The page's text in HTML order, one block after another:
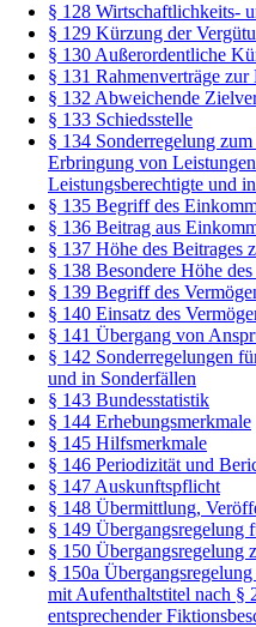
§ 128 Wirtschaftlichkeits-
§ 129 Kürzung der
§ 130 Außerordentliche
§ 131 Rahmenverträge
§ 132 Abweichende
§ 133 Schiedsstelle
§ 134 Sonderregelung
Erbringung von
Leistungsberechtigte und
§ 135 Begriff des
§ 136 Beitrag aus
§ 137 Höhe des Beitrages
§ 138 Besondere Höhe
§ 139 Begriff des
§ 140 Einsatz des
§ 141 Übergang von
§ 142 Sonderregelungen
und in Sonderfällen
§ 143 Bundesstatistik
§ 144 Erhebungsmerkmale
§ 145 Hilfsmerkmale
§ 146 Periodizität und
§ 147 Auskunftspflicht
§ 148 Übermittlung,
§ 149 Übergangsregelung
§ 150 Übergangsregelung
§ 150a
mit Aufenthaltstitel nach §
entsprechender